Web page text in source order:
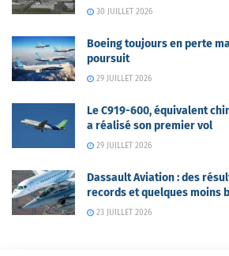
30 JUILLET 2026
Boeing toujours en perte
poursuit
29 JUILLET 2026
Le C919-600, équivalent
a réalisé son premier vol
29 JUILLET 2026
Dassault Aviation : des
records et quelques moins
23 JUILLET 2026